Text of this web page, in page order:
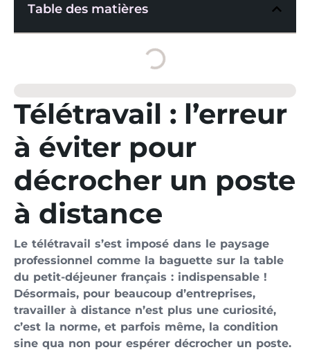
Table des matières
Télétravail : l’erreur
à éviter pour
décrocher un poste
à distance
Le télétravail s’est imposé dans le paysage
professionnel comme la baguette sur la table
du petit-déjeuner français : indispensable !
Désormais, pour beaucoup d’entreprises,
travailler à distance n’est plus une curiosité,
c’est la norme, et parfois même, la condition
sine qua non pour espérer décrocher un poste.